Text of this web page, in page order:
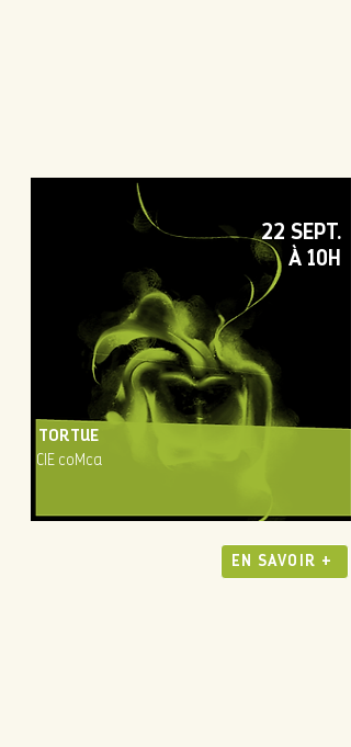
22 SEPT.
À 10H
CIE coMca
TORTUE
EN SAVOIR +